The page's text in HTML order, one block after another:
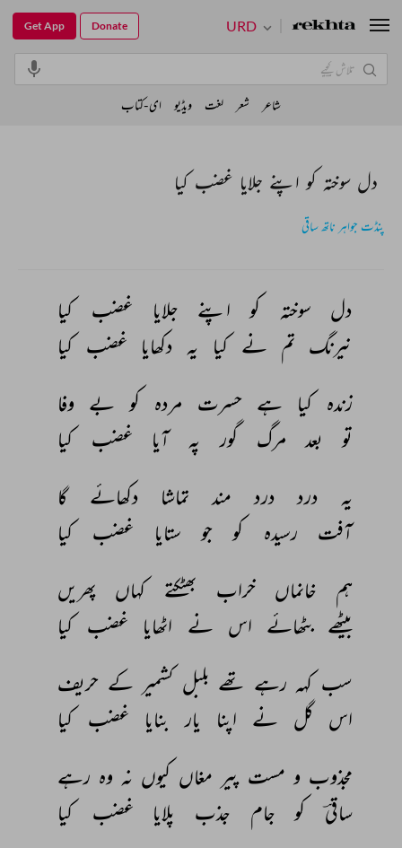
دل سوختہ کو اپنے جلایا غضب کیا
پنڈت جواہر ناتھ ساقی
دل سوختہ کو اپنے جلایا غضب
کیا
نیرنگ تم نے کیا یہ دکھایا غضب کیا
زندہ کیا ہے حسرت مردہ کو بے وفا
تو
بعد مرگ گور پہ آیا غضب
کیا
یہ
درد درد مند تماشا دکھائے
گا
آفت
رسیدہ کو جو ستایا غضب
کیا
ہم
خانماں خراب بھٹکتے کہاں
پھریں
بیٹھے بٹھائے اس نے اٹھایا غضب کیا
سب کہہ رہے تھے بلبل کشمیر کے حریف
اس
گل نے اپنا یار بنایا غضب کیا
مجذوب و مست پیر مغاں کیوں نہ وہ رہے
ساقیؔ
کو جام جذب پلایا غضب کیا
URD
Get App Donate
شاعر شعر لغت ویڈیو ای-کتاب